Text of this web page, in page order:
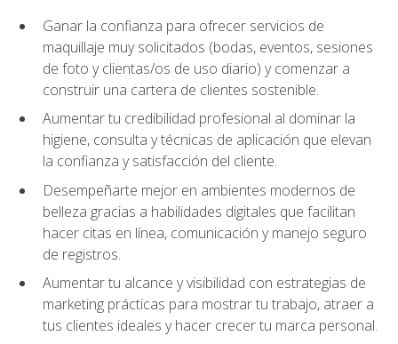
Ganar la confianza para ofrecer servicios de
maquillaje muy solicitados (bodas, eventos, sesiones
de foto y clientas/os de uso diario) y comenzar a
construir una cartera de clientes sostenible.
Aumentar tu credibilidad profesional al dominar la
higiene, consulta y técnicas de aplicación que elevan
la confianza y satisfacción del cliente.
Desempeñarte mejor en ambientes modernos de
belleza gracias a habilidades digitales que facilitan
hacer citas en línea, comunicación y manejo seguro
de registros.
Aumentar tu alcance y visibilidad con estrategias de
marketing prácticas para mostrar tu trabajo, atraer a
tus clientes ideales y hacer crecer tu marca personal.